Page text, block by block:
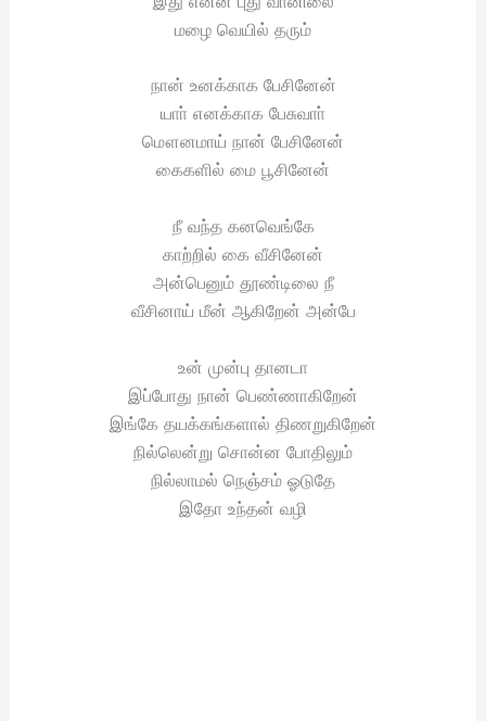
மழை வெயில் தரும்
நான் உனக்காக பேசினேன்
யாா் எனக்காக பேசுவாா்
மௌனமாய் நான் பேசினேன்
கைகளில் மை பூசினேன்
நீ வந்த கனவெங்கே
காற்றில் கை வீசினேன்
அன்பெனும் தூண்டிலை நீ
வீசினாய் மீன் ஆகிறேன் அன்பே
உன் முன்பு தானடா
இப்போது நான் பெண்ணாகிறேன்
இங்கே தயக்கங்களால் திணறுகிறேன்
நில்லென்று சொன்ன போதிலும்
நில்லாமல் நெஞ்சம் ஓடுதே
இதோ உந்தன் வழி